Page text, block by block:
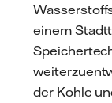
einem
der Kohle